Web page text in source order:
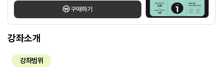
구매하기
강좌소개
강좌범위